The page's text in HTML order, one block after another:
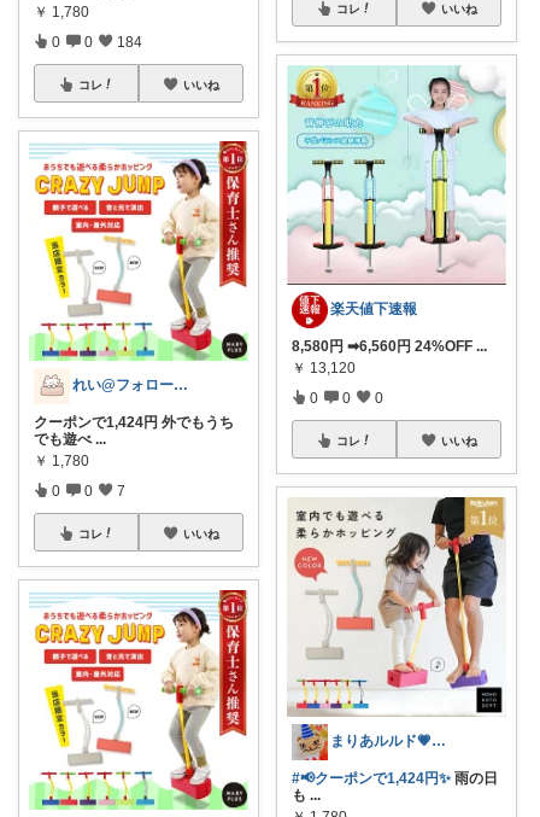
￥ 1,780
0 0 184
コレ いいね
れい@フォロー＆経由購入感謝です♪
クーポンで1,424円 外でもうち
でも遊べ ...
￥ 1,780
0 0 7
コレ いいね
コレ いいね
楽天値下速報
8,580円 ➡6,560円 24%OFF ...
￥ 13,120
0 0 0
コレ いいね
まりあルルド💗ご購入感謝です💗
#📢クーポンで1,424円✨️ 雨の日
も ...